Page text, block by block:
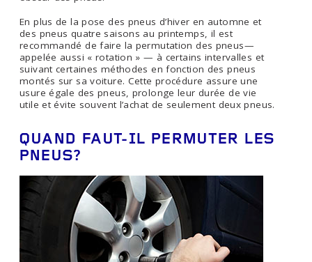
En plus de la pose des pneus d’hiver en automne et
des pneus quatre saisons au printemps, il est
recommandé de faire la permutation des pneus—
appelée aussi « rotation » — à certains intervalles et
suivant certaines méthodes en fonction des pneus
montés sur sa voiture. Cette procédure assure une
usure égale des pneus, prolonge leur durée de vie
utile et évite souvent l’achat de seulement deux pneus.
QUAND FAUT-IL PERMUTER LES
PNEUS?